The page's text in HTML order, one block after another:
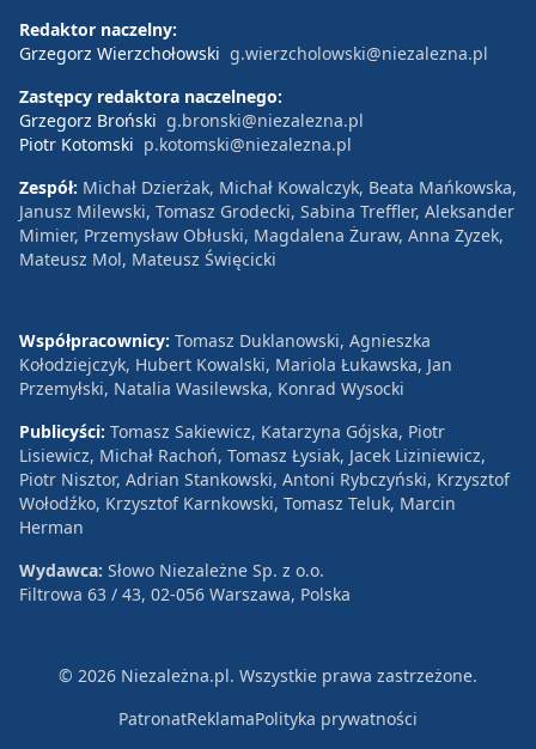
Redaktor naczelny:
Grzegorz Wierzchołowski g.wierzcholowski@niezalezna.pl
Zastępcy redaktora naczelnego:
Grzegorz Broński g.bronski@niezalezna.pl
Piotr Kotomski p.kotomski@niezalezna.pl
Zespół: Michał Dzierżak, Michał Kowalczyk, Beata Mańkowska,
Janusz Milewski, Tomasz Grodecki, Sabina Treffler, Aleksander
Mimier, Przemysław Obłuski, Magdalena Żuraw, Anna Zyzek,
Mateusz Mol, Mateusz Święcicki
Współpracownicy: Tomasz Duklanowski, Agnieszka
Kołodziejczyk, Hubert Kowalski, Mariola Łukawska, Jan
Przemyłski, Natalia Wasilewska, Konrad Wysocki
Publicyści: Tomasz Sakiewicz, Katarzyna Gójska, Piotr
Lisiewicz, Michał Rachoń, Tomasz Łysiak, Jacek Liziniewicz,
Piotr Nisztor, Adrian Stankowski, Antoni Rybczyński, Krzysztof
Wołodźko, Krzysztof Karnkowski, Tomasz Teluk, Marcin
Herman
Wydawca: Słowo Niezależne Sp. z o.o.
Filtrowa 63 / 43, 02-056 Warszawa, Polska
© 2026 Niezależna.pl. Wszystkie prawa zastrzeżone.
PatronatReklamaPolityka prywatności